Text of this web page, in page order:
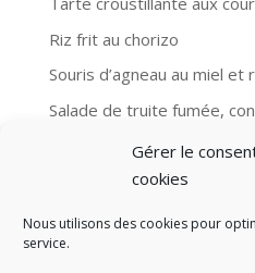
Gérer le
cookies
Nous utilisons des cookies pour
service.
Riz frit au chorizo
Souris d’agneau au miel et
Salade de truite fumée,
Aubergines et boulgour,